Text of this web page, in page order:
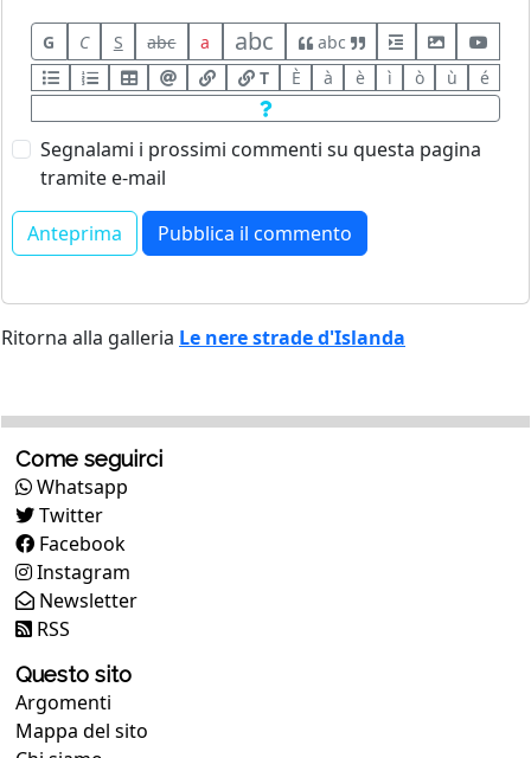
G C S abc a abc
abc
T
È à è ì ò ù é
Segnalami i prossimi commenti su questa pagina
tramite e-mail
Ritorna alla galleria Le nere strade d'Islanda
Come seguirci
Whatsapp
Twitter
Facebook
Instagram
Newsletter
RSS
Questo sito
Argomenti
Mappa del sito